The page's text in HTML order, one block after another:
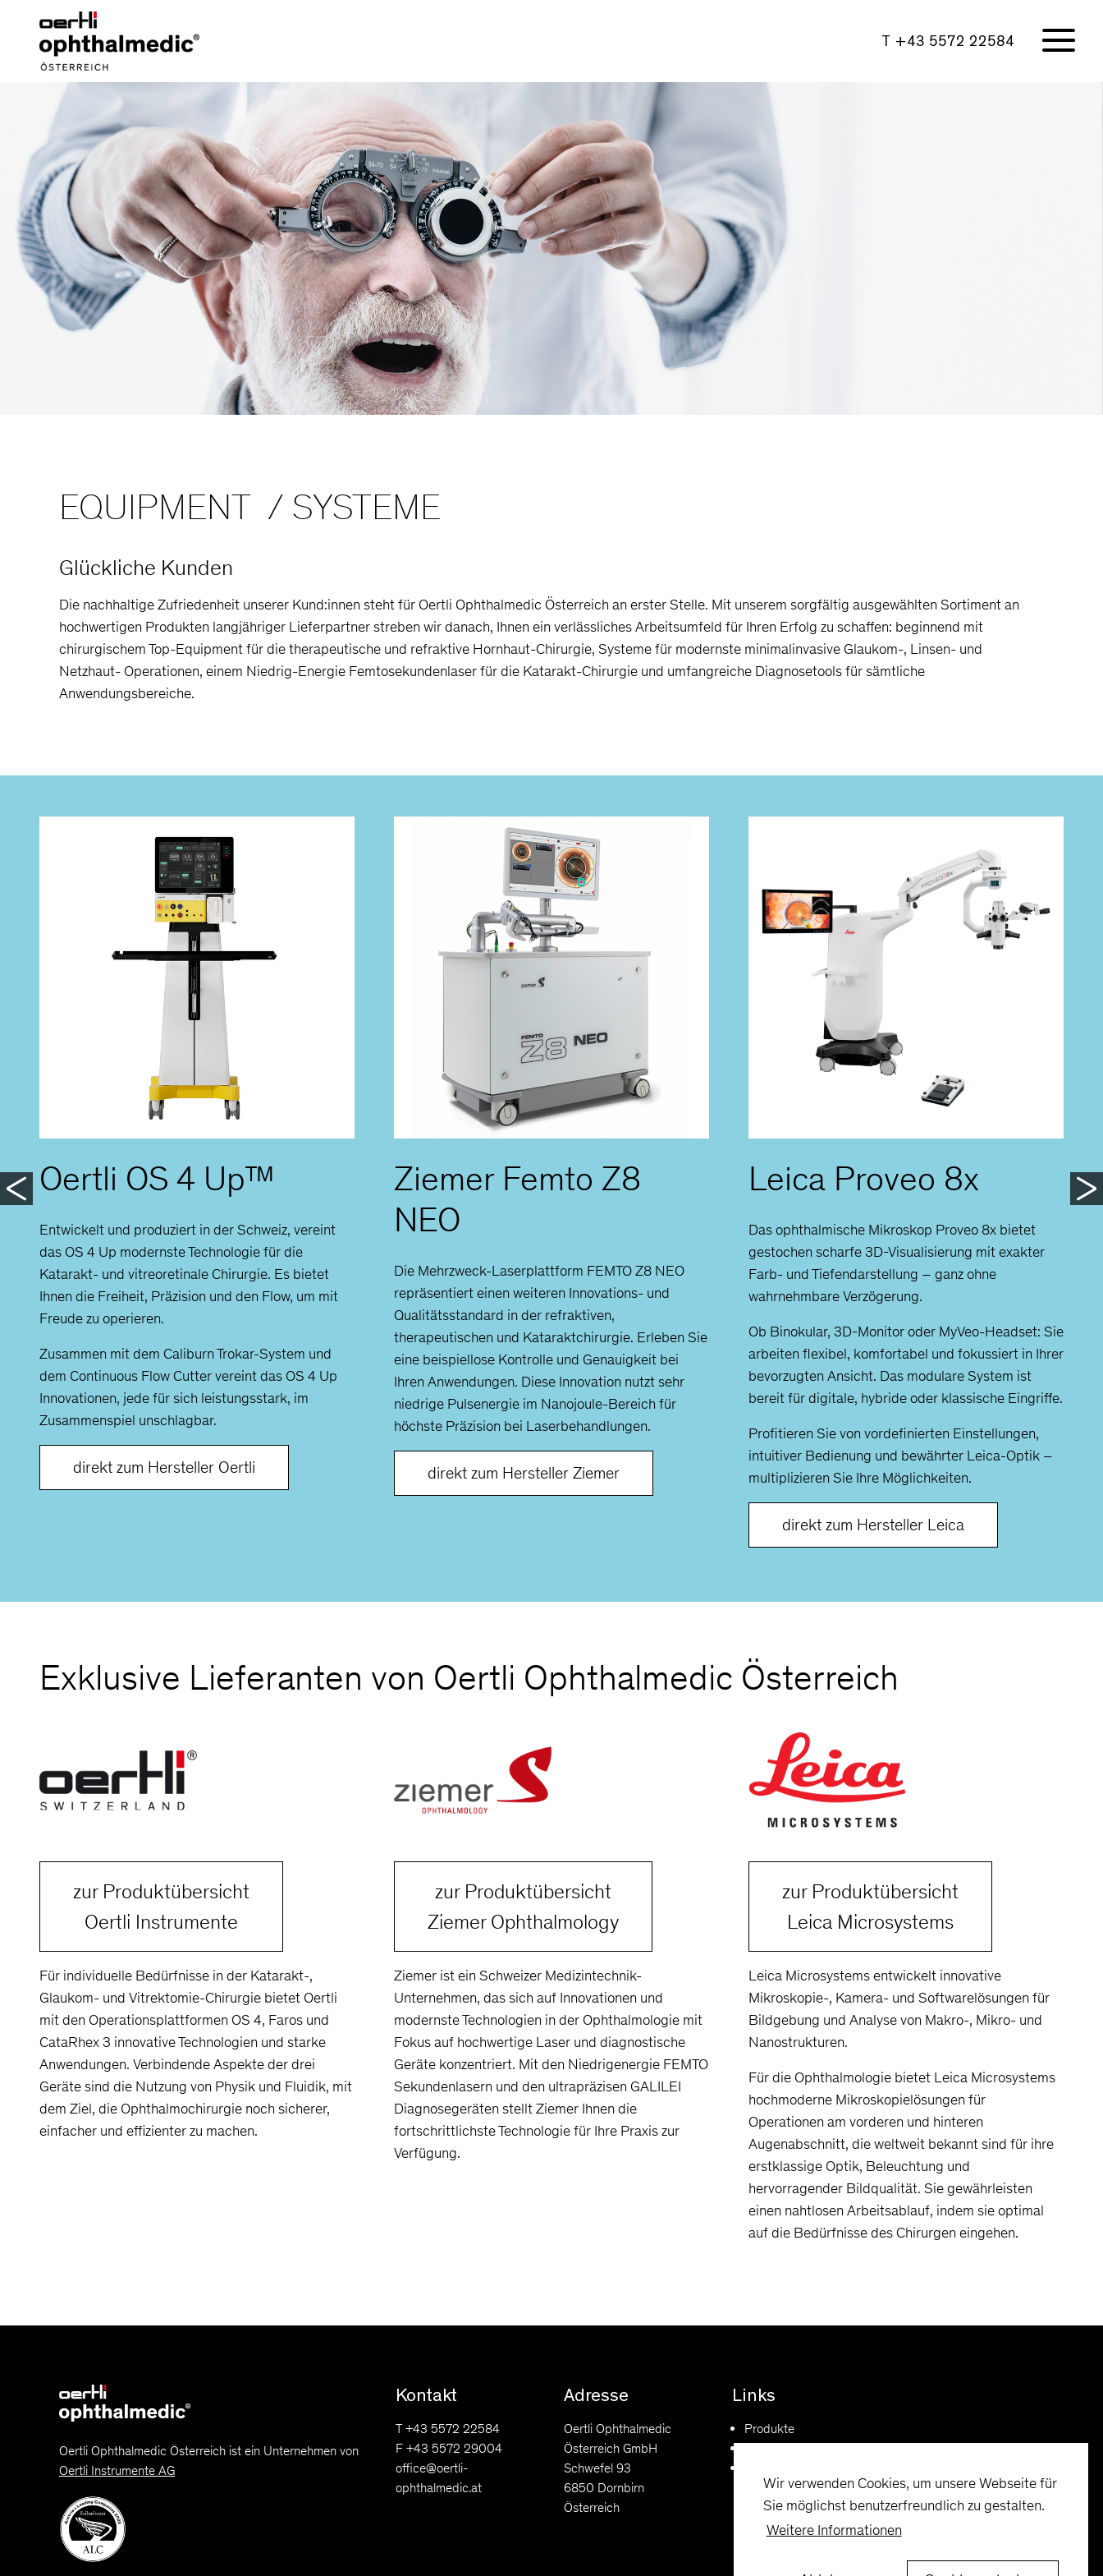
Wir verwenden Cookies, um unsere Webseite für
Sie möglichst benutzerfreundlich zu gestalten.
Weitere Informationen
T +43 5572 22584
EQUIPMENT / SYSTEME
Glückliche Kunden
Die nachhaltige Zufriedenheit unserer Kund:innen steht für Oertli Ophthalmedic Österreich an erster Stelle. Mit unserem sorgfältig ausgewählten Sortiment an
hochwertigen Produkten langjähriger Lieferpartner streben wir danach, Ihnen ein verlässliches Arbeitsumfeld für Ihren Erfolg zu schaffen: beginnend mit
chirurgischem Top-Equipment für die therapeutische und refraktive Hornhaut-Chirurgie, Systeme für modernste minimalinvasive Glaukom-, Linsen- und
Netzhaut- Operationen, einem Niedrig-Energie Femtosekundenlaser für die Katarakt-Chirurgie und umfangreiche Diagnosetools für sämtliche
Anwendungsbereiche.
Oertli OS 4 Up™
Entwickelt und produziert in der Schweiz, vereint
das OS 4 Up modernste Technologie für die
Katarakt- und vitreoretinale Chirurgie. Es bietet
Ihnen die Freiheit, Präzision und den Flow, um mit
Freude zu operieren.
Zusammen mit dem Caliburn Trokar-System und
dem Continuous Flow Cutter vereint das OS 4 Up
Innovationen, jede für sich leistungsstark, im
Zusammenspiel unschlagbar.
direkt zum Hersteller Oertli
Ziemer Femto Z8
NEO
Die Mehrzweck-Laserplattform FEMTO Z8 NEO
repräsentiert einen weiteren Innovations- und
Qualitätsstandard in der refraktiven,
therapeutischen und Kataraktchirurgie. Erleben Sie
eine beispiellose Kontrolle und Genauigkeit bei
Ihren Anwendungen. Diese Innovation nutzt sehr
niedrige Pulsenergie im Nanojoule-Bereich für
höchste Präzision bei Laserbehandlungen.
direkt zum Hersteller Ziemer
Leica Proveo 8x
Das ophthalmische Mikroskop Proveo 8x bietet
gestochen scharfe 3D-Visualisierung mit exakter
Farb- und Tiefendarstellung – ganz ohne
wahrnehmbare Verzögerung.
Ob Binokular, 3D-Monitor oder MyVeo-Headset: Sie
arbeiten flexibel, komfortabel und fokussiert in Ihrer
bevorzugten Ansicht. Das modulare System ist
bereit für digitale, hybride oder klassische Eingriffe.
Profitieren Sie von vordefinierten Einstellungen,
intuitiver Bedienung und bewährter Leica-Optik –
multiplizieren Sie Ihre Möglichkeiten.
direkt zum Hersteller Leica
Exklusive Lieferanten von Oertli Ophthalmedic Österreich
zur Produktübersicht
Oertli Instrumente
Für individuelle Bedürfnisse in der Katarakt-,
Glaukom- und Vitrektomie-Chirurgie bietet Oertli
mit den Operationsplattformen OS 4, Faros und
CataRhex 3 innovative Technologien und starke
Anwendungen. Verbindende Aspekte der drei
Geräte sind die Nutzung von Physik und Fluidik, mit
dem Ziel, die Ophthalmochirurgie noch sicherer,
einfacher und effizienter zu machen.
zur Produktübersicht
Ziemer Ophthalmology
Ziemer ist ein Schweizer Medizintechnik-
Unternehmen, das sich auf Innovationen und
modernste Technologien in der Ophthalmologie mit
Fokus auf hochwertige Laser und diagnostische
Geräte konzentriert. Mit den Niedrigenergie FEMTO
Sekundenlasern und den ultrapräzisen GALILEI
Diagnosegeräten stellt Ziemer Ihnen die
fortschrittlichste Technologie für Ihre Praxis zur
Verfügung.
zur Produktübersicht
Leica Microsystems
Leica Microsystems entwickelt innovative
Mikroskopie-, Kamera- und Softwarelösungen für
Bildgebung und Analyse von Makro-, Mikro- und
Nanostrukturen.
Für die Ophthalmologie bietet Leica Microsystems
hochmoderne Mikroskopielösungen für
Operationen am vorderen und hinteren
Augenabschnitt, die weltweit bekannt sind für ihre
erstklassige Optik, Beleuchtung und
hervorragender Bildqualität. Sie gewährleisten
einen nahtlosen Arbeitsablauf, indem sie optimal
auf die Bedürfnisse des Chirurgen eingehen.
Oertli Ophthalmedic Österreich ist ein Unternehmen von
Oertli Instrumente AG
Kontakt
T +43 5572 22584
F +43 5572 29004
office@oertli-
ophthalmedic.at
Adresse
Oertli Ophthalmedic
Österreich GmbH
Schwefel 93
6850 Dornbirn
Österreich
Links
Produkte
Chirurgie